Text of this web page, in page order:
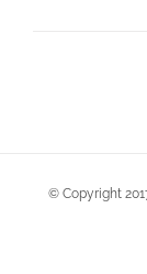
© Copyright